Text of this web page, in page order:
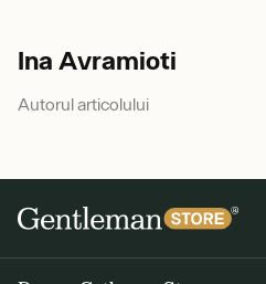
Ina Avramioti
Autorul articolului